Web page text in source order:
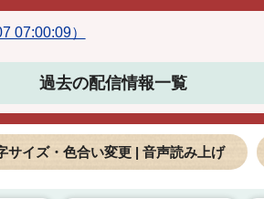
07:00:09）
過去の配信情報一覧
サイズ・色合い変更 | 音声読み上げ